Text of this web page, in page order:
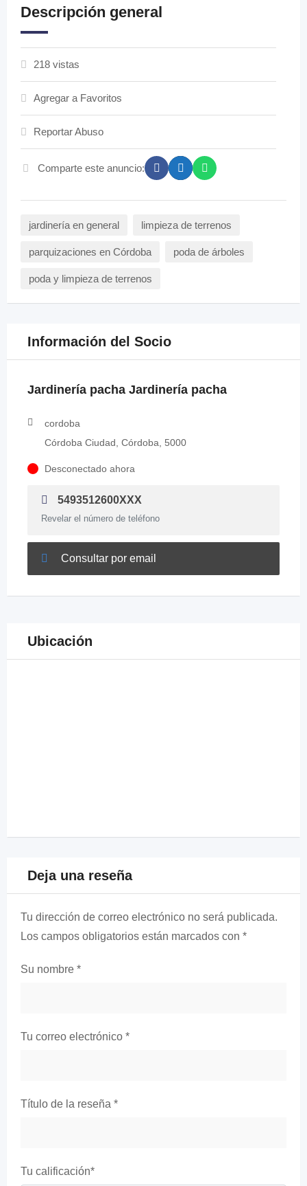
Descripción general
218 vistas
Agregar a Favoritos
Reportar Abuso
Comparte este anuncio:
jardinería en general limpieza de terrenos
parquizaciones en Córdoba poda de árboles
poda y limpieza de terrenos
Información del Socio
Jardinería pacha Jardinería pacha
cordoba
Córdoba Ciudad, Córdoba, 5000
Desconectado ahora
5493512600XXX
Revelar el número de teléfono
Consultar por email
Ubicación
Deja una reseña
Tu dirección de correo electrónico no será publicada.
Los campos obligatorios están marcados con *
Su nombre *
Tu correo electrónico *
Título de la reseña *
Tu calificación*